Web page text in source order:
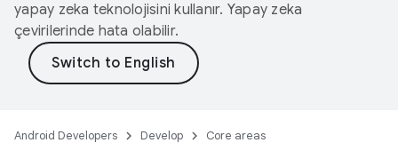
yapay zeka teknolojisini kullanır. Yapay zeka
çevirilerinde hata olabilir.
Android Developers Develop
Core areas